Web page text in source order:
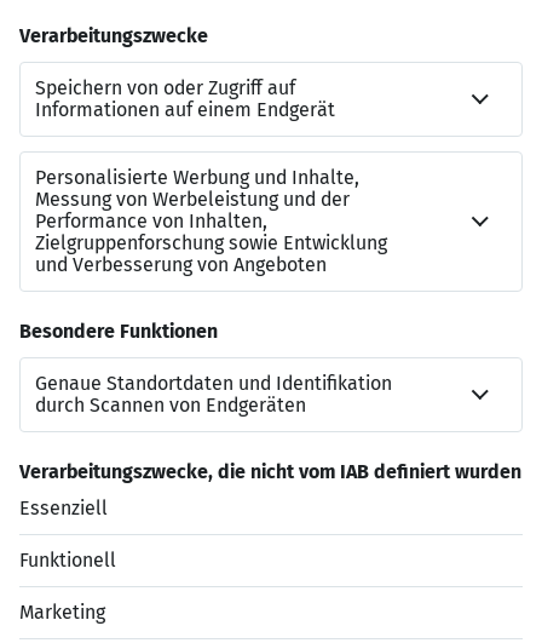
Persönliche und berufliche Weiterentwicklung
Moderner Arbeitsplatz im Herzen Frankfurts mit
guter Verkehrsanbindung
Zusammenarbeit mit internationalen,
multifunktionalen Teams
Kontakt
015679 565401
s.keller@keller-consulting.io
www.keller-consulting.io
Datenschutzerklärung